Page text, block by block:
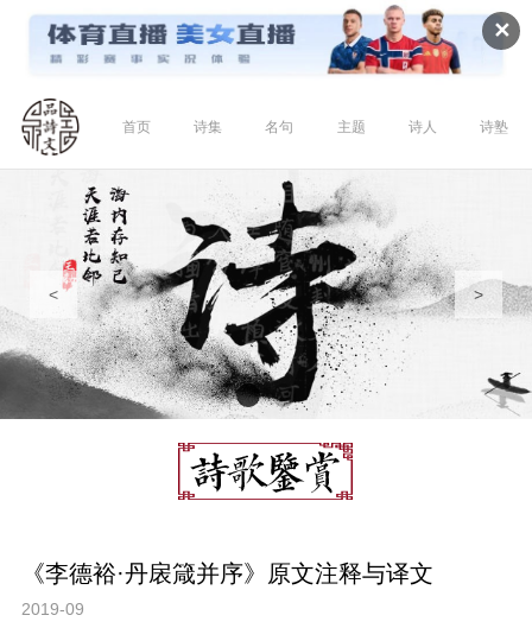
✕
首页 诗集 名句 主题 诗人 诗塾
< >
《李德裕·丹扆箴并序》原文注释与译文
2019-09